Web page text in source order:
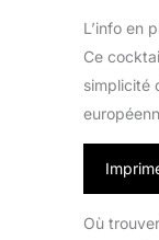
L’info en
Ce
simplicité
Où